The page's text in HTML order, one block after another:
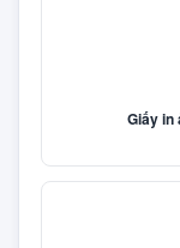
Giấy in